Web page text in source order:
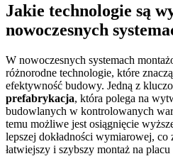
Jakie technologie są
nowoczesnych
W nowoczesnych systemach
różnorodne technologie, które
efektywność budowy. Jedną z
prefabrykacja, która polega na
budowlanych w kontrolowanych
temu możliwe jest osiągnięcie
lepszej dokładności wymiarowej, co
łatwiejszy i szybszy montaż na